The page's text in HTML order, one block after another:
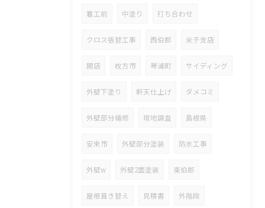
着工前 中塗り 打ち合わせ
クロス張替工事 西伯郡 米子支店
開店 枚方市 琴浦町 サイディング
外壁下塗り 軒天仕上げ ダメコミ
外壁部分補修 現地調査 島根県
安来市 外壁部分塗装 防水工事
外壁w 外壁2面塗装 東伯郡
屋根葺き替え 見積書 外階段